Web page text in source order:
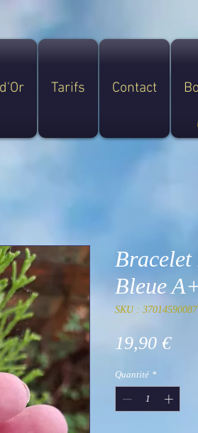
Tarifs Contact
Bracelet
Bleue
SKU :
19,90 €Prix
Quantité *